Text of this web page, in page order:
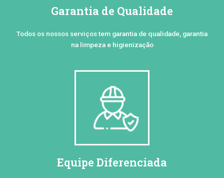
Garantia de Qualidade
Todos os nossos serviços tem garantia de qualidade, garantia
na limpeza e higienização
Equipe Diferenciada